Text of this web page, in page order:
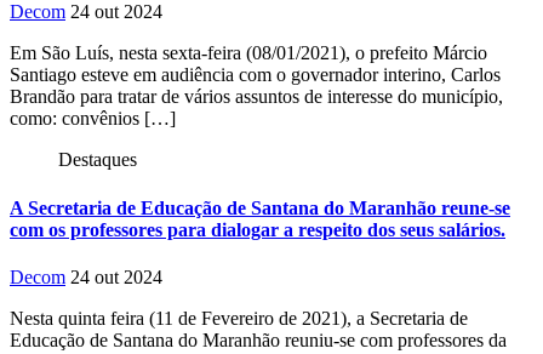
Decom 24 out 2024
Em São Luís, nesta sexta-feira (08/01/2021), o prefeito Márcio
Santiago esteve em audiência com o governador interino, Carlos
Brandão para tratar de vários assuntos de interesse do município,
como: convênios […]
Destaques
A Secretaria de Educação de Santana do Maranhão reune-se
com os professores para dialogar a respeito dos seus salários.
Decom 24 out 2024
Nesta quinta feira (11 de Fevereiro de 2021), a Secretaria de
Educação de Santana do Maranhão reuniu-se com professores da